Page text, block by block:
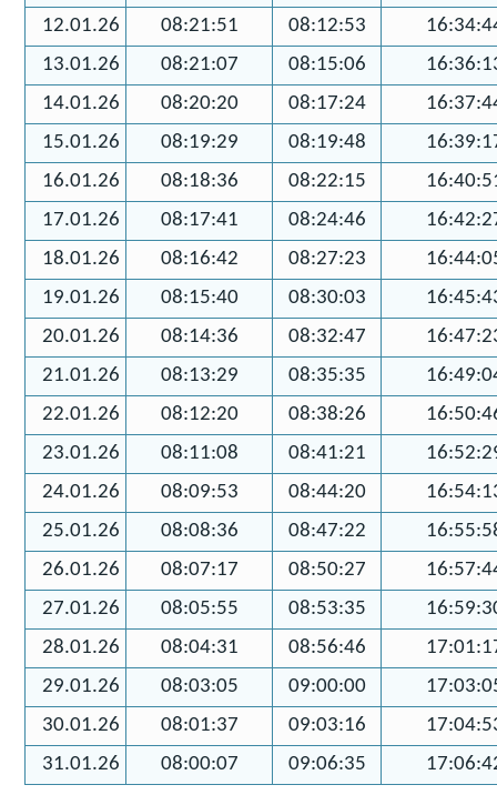
12.01.26
08:21:51 08:12:53
13.01.26
08:21:07 08:15:06
14.01.26
08:20:20 08:17:24
15.01.26
08:19:29 08:19:48
16.01.26
08:18:36 08:22:15
17.01.26
08:17:41 08:24:46
18.01.26
08:16:42 08:27:23
19.01.26
08:15:40 08:30:03
20.01.26
08:14:36 08:32:47
21.01.26
08:13:29 08:35:35
22.01.26
08:12:20 08:38:26
23.01.26
08:11:08 08:41:21
24.01.26
08:09:53 08:44:20
25.01.26
08:08:36 08:47:22
26.01.26
08:07:17 08:50:27
27.01.26
08:05:55 08:53:35
28.01.26
08:04:31 08:56:46
29.01.26
08:03:05 09:00:00
30.01.26
08:01:37 09:03:16
31.01.26
08:00:07 09:06:35